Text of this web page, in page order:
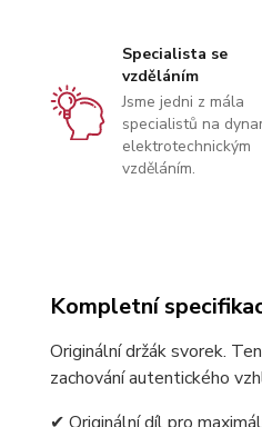
Specialista se
vzděláním
Jsme jedni z mála
specialistů na
elektrotechnickým
vzděláním.
Kompletní
Originální držák svorek.
zachování autentického